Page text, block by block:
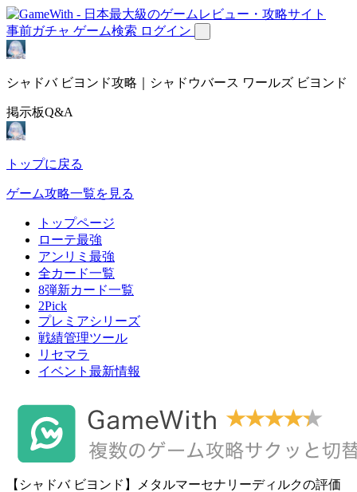
事前ガチャ ゲーム検索 ログイン
シャドバ ビヨンド攻略｜シャドウバース ワールズ ビヨンド
掲示板Q&A
トップに戻る
ゲーム攻略一覧を見る
トップページ
ローテ最強
アンリミ最強
全カード一覧
8弾新カード一覧
2Pick
プレミアシリーズ
戦績管理ツール
リセマラ
イベント最新情報
【シャドバ ビヨンド】メタルマーセナリーディルクの評価